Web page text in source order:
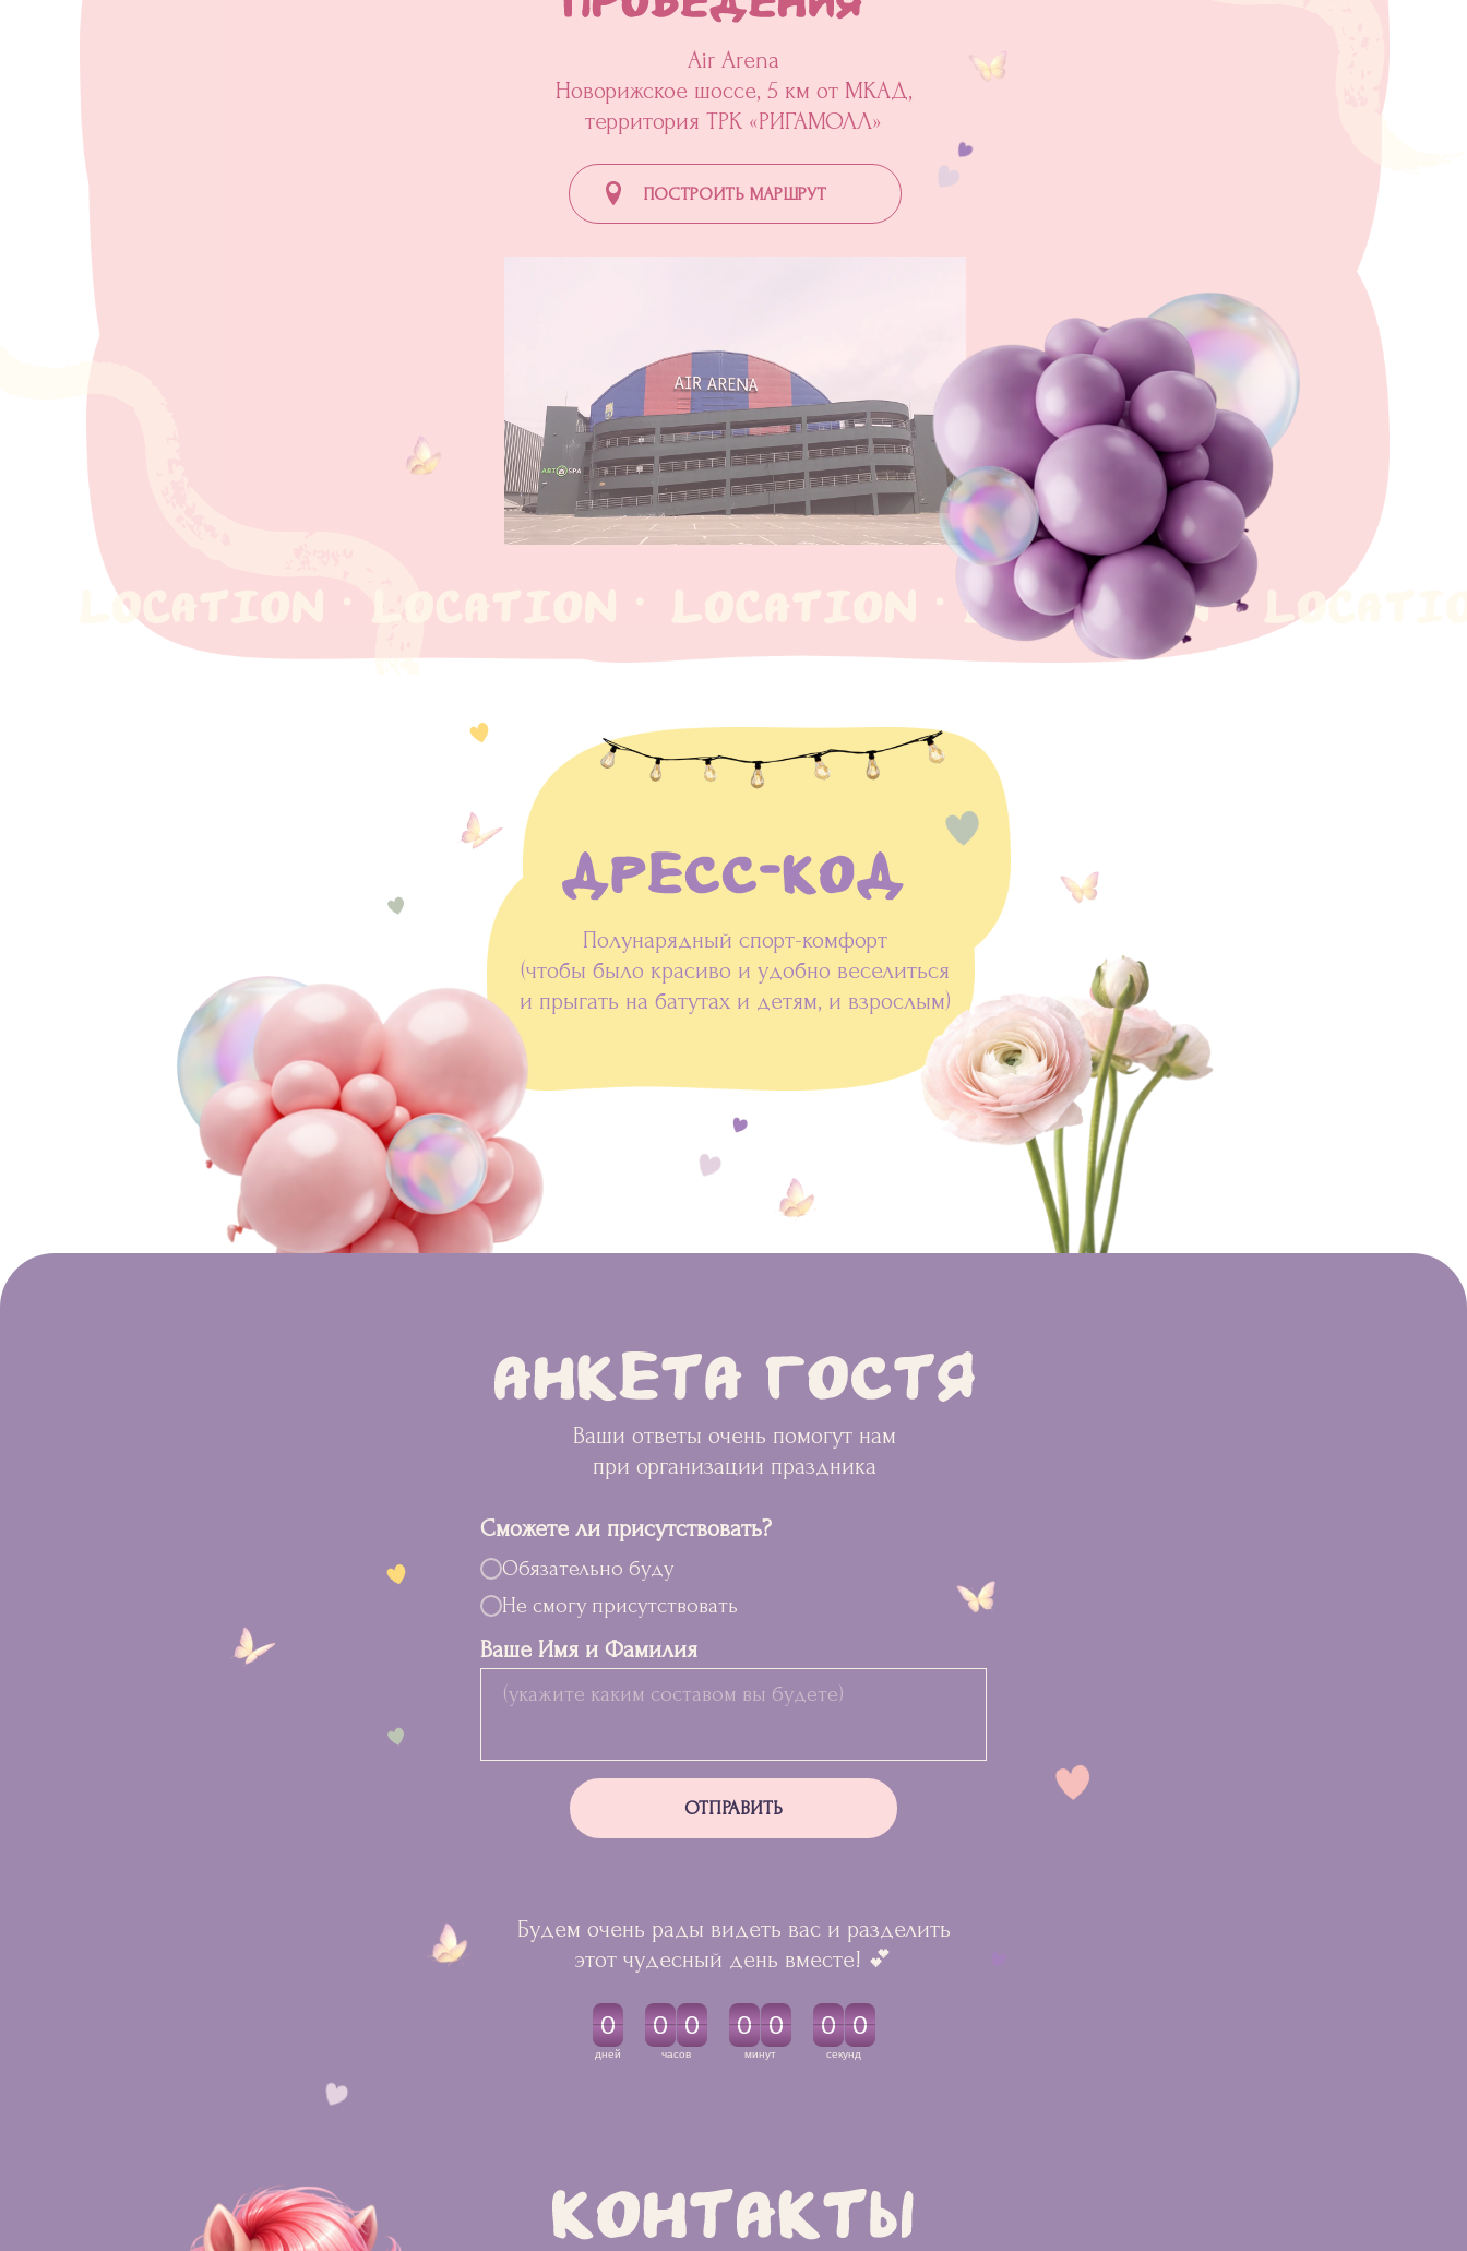
ПОСТРОИТЬ МАРШРУТ
Air Arena
Новорижское шоссе, 5 км от МКАД,
территория ТРК «РИГАМОЛЛ»
Полунарядный спорт-комфорт
(чтобы было красиво и удобно веселиться
и прыгать на батутах и детям, и взрослым)
Ваши ответы очень помогут нам
при организации праздника
Будем очень рады видеть вас и разделить
этот чудесный день вместе! 💕
Сможете ли присутствовать?
Обязательно буду
Не смогу присутствовать
Ваше Имя и Фамилия
ОТПРАВИТЬ
0
0
дней
0
0 0
0
часов
0
0 0
0
минут
0
0 0
0
секунд